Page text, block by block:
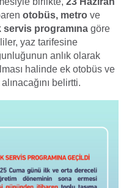
otobüs, metro ve
servis programına göre
yaz tarifesine
anlık olarak
halinde ek otobüs ve
belirtti.